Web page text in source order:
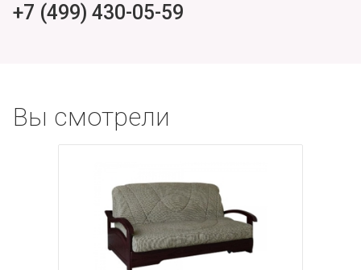
+7 (499) 430-05-59
Вы смотрели